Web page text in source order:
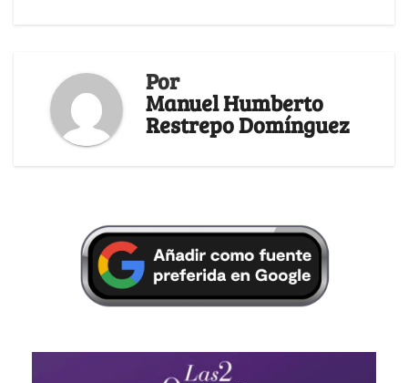
Por
Manuel Humberto
Restrepo Domínguez